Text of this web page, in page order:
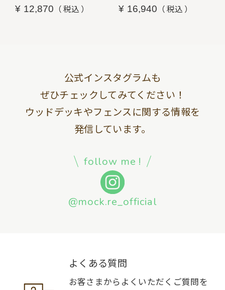
¥ 12,870 税込 ¥ 16,940 税込
公式インスタグラムも
ぜひチェックしてみてください！
ウッドデッキやフェンスに関する情報を
発信しています。
follow me !
@mock.re_official
よくある質問
お客さまからよくいただくご質問を